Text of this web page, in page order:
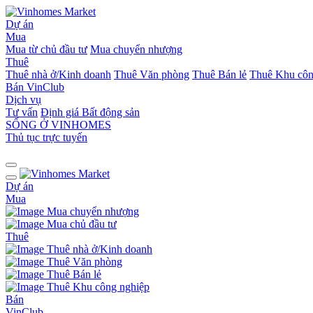
Dự án
Mua
Mua từ chủ đầu tư Mua chuyển nhượng
Thuê
Thuê nhà ở/Kinh doanh Thuê Văn phòng Thuê Bán lẻ Thuê Khu
Bán VinClub
Dịch vụ
Tư vấn Định giá Bất động sản
SỐNG Ở VINHOMES
Thủ tục trực tuyến
Dự án
Mua
Mua chuyển nhượng
Mua chủ đầu tư
Thuê
Thuê nhà ở/Kinh doanh
Thuê Văn phòng
Thuê Bán lẻ
Thuê Khu công nghiệp
Bán